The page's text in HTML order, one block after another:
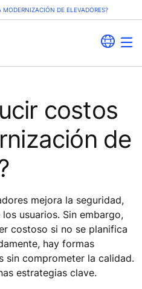
DE ELEVADORES?
costos
de
mejora la seguridad,
usuarios. Sin embargo,
costoso si no se planifica
hay formas
sin comprometer la calidad.
estrategias clave.